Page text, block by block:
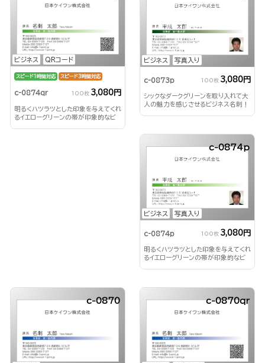
ビジネス QRコード
スピード1時間対応 スピード3時間対応
c-0874qr 100枚 3,080円
明るくハツラツとした印象を与えてくれ
るイエローグリーンの帯が印象的なビ
ビジネス 写真入り
c-0873p 100枚 3,080円
シックなダークグリーンを取り入れて大
人の魅力を感じさせるビジネス名刺！
ビジネス 写真入り
c-0874p
c-0874p 100枚 3,080円
明るくハツラツとした印象を与えてくれ
るイエローグリーンの帯が印象的なビ
c-0870 c-0870qr